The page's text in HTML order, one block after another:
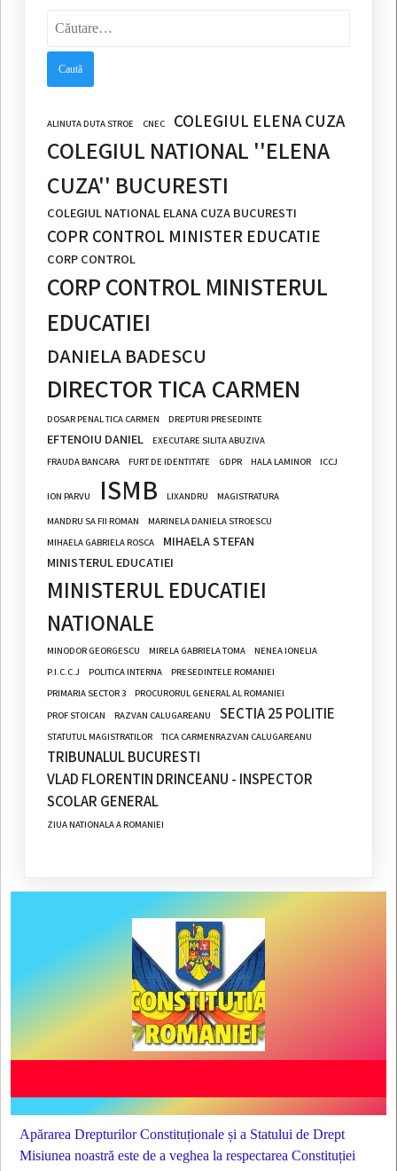
ALINUTA DUTA STROE CNEC COLEGIUL ELENA CUZA
COLEGIUL NATIONAL ''ELENA
CUZA'' BUCURESTI
COLEGIUL NATIONAL ELANA CUZA BUCURESTI
COPR CONTROL MINISTER EDUCATIE
CORP CONTROL
CORP CONTROL MINISTERUL
EDUCATIEI
DANIELA BADESCU
DIRECTOR TICA CARMEN
DOSAR PENAL TICA CARMEN DREPTURI PRESEDINTE
EFTENOIU DANIEL
EXECUTARE SILITA ABUZIVA
FRAUDA BANCARA
FURT DE IDENTITATE GDPR HALA LAMINOR ICCJ
ION PARVU ISMB LIXANDRU
MAGISTRATURA
MANDRU SA FII ROMAN
MARINELA DANIELA STROESCU
MIHAELA GABRIELA ROSCA
MIHAELA STEFAN
MINISTERUL EDUCATIEI
MINISTERUL EDUCATIEI
NATIONALE
MINODOR GEORGESCU MIRELA GABRIELA TOMA
NENEA IONELIA
P.I.C.C.J
POLITICA INTERNA
PRESEDINTELE ROMANIEI
PRIMARIA SECTOR 3
PROCURORUL GENERAL AL ROMANIEI
PROF STOICAN
RAZVAN CALUGAREANU SECTIA 25 POLITIE
STATUTUL MAGISTRATILOR TICA CARMENRAZVAN CALUGAREANU
TRIBUNALUL BUCURESTI
VLAD FLORENTIN DRINCEANU - INSPECTOR
SCOLAR GENERAL
ZIUA NATIONALA A ROMANIEI
Apărarea Drepturilor Constituționale și a Statului de Drept
Misiunea noastră este de a veghea la respectarea Constituției